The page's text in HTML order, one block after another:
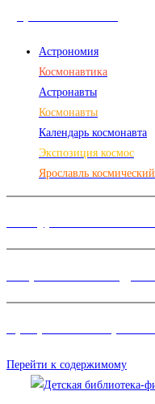
Астрономия
Космонавтика
Астронавты
Космонавты
Календарь космонавта
Экспозиция космос
Ярославль космический
Перейти к содержимому